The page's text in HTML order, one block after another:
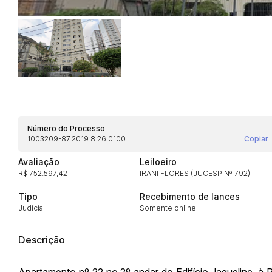
Número do Processo
1003209-87.2019.8.26.0100
Copiar
Avaliação
R$ 752.597,42
Leiloeiro
IRANI FLORES (JUCESP Nª 792)
Tipo
Judicial
Recebimento de lances
Somente online
Descrição
Envie sua Proposta